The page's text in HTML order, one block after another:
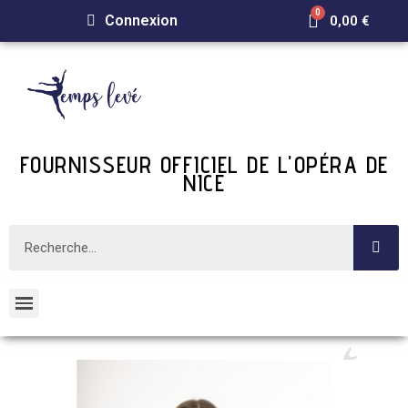
Connexion 0,00 €
FOURNISSEUR OFFICIEL DE L'OPÉRA DE
NICE